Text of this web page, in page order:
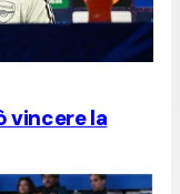
vincere la